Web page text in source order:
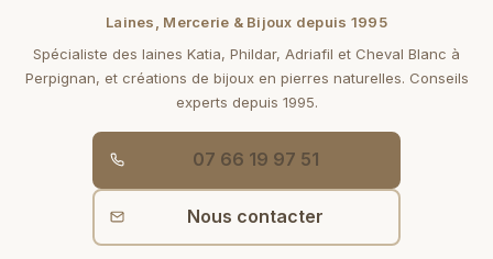
Laines, Mercerie & Bijoux depuis 1995
Spécialiste des laines Katia, Phildar, Adriafil et Cheval Blanc à
Perpignan, et créations de bijoux en pierres naturelles. Conseils
experts depuis 1995.
07 66 19 97 51
Nous contacter